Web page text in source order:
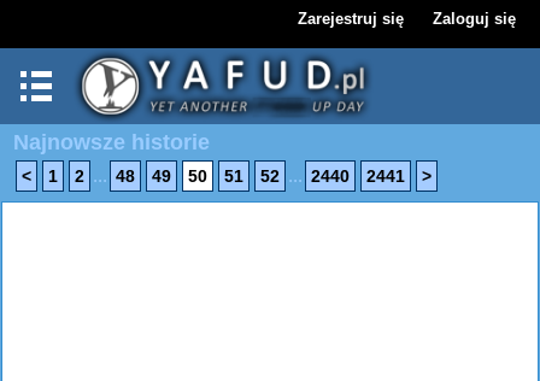
Zarejestruj się Zaloguj się
Najnowsze historie
< 1 2 ... 48 49 50 51 52 ... 2440 2441 >